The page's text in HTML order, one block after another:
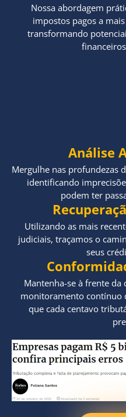
Nossa abordagem
impostos pagos a
transformando
Análise
Mergulhe nas profundezas
identificando
podem ter
Utilizando as mais
judiciais, traçamos o
seus
Mantenha-se à frente
monitoramento contínuo
que cada centavo